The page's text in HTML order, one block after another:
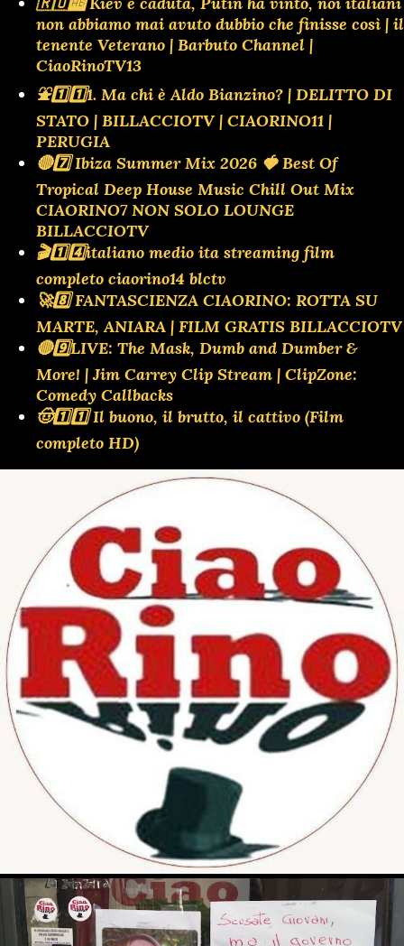
non abbiamo mai avuto dubbio che finisse così | il
tenente Veterano | Barbuto Channel |
CiaoRinoTV13
⛲️1️⃣1️⃣1. Ma chi è Aldo Bianzino? | DELITTO DI
STATO | BILLACCIOTV | CIAORINO11 |
PERUGIA
🔴7️⃣ Ibiza Summer Mix 2026 🍓 Best Of
Tropical Deep House Music Chill Out Mix
CIAORINO7 NON SOLO LOUNGE
BILLACCIOTV
🎬1️⃣4️⃣italiano medio ita streaming film
completo ciaorino14 blctv
🚀8️⃣ FANTASCIENZA CIAORINO: ROTTA SU
MARTE, ANIARA | FILM GRATIS BILLACCIOTV
🔴9️⃣LIVE: The Mask, Dumb and Dumber &
More! | Jim Carrey Clip Stream | ClipZone:
Comedy Callbacks
🤠1️⃣1️⃣ Il buono, il brutto, il cattivo (Film
completo HD)